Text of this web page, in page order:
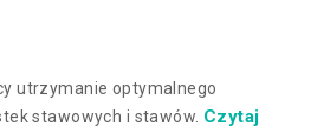
utrzymanie optymalnego
stawowych i stawów. Czytaj